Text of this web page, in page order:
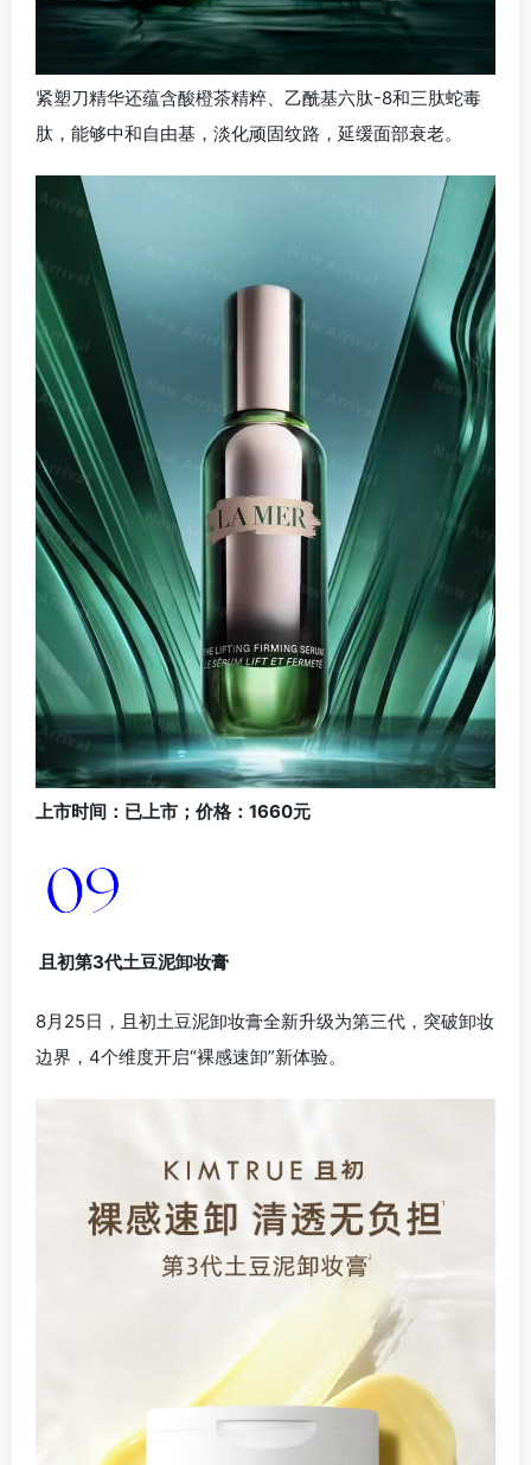
紧塑刀精华还蕴含酸橙茶精粹、乙酰基六肽-8和三肽蛇毒
肽，能够中和自由基，淡化顽固纹路，延缓面部衰老。
上市时间：已上市；价格：1660元
且初第3代土豆泥卸妆膏
8月25日，且初土豆泥卸妆膏全新升级为第三代，突破卸妆
边界，4个维度开启“裸感速卸”新体验。